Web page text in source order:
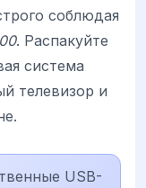
соблюдая
. Распакуйте
система
телевизор и
USB-